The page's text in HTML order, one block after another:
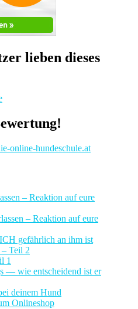
lieben dieses
– Reaktion auf eure
– Reaktion auf eure
gefährlich an ihm ist
Teil 2
1
— wie entscheidend ist er
deinem Hund
Onlineshop